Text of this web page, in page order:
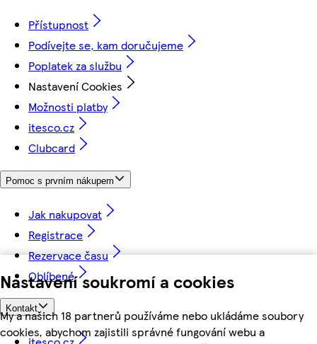
Nastavení soukromí a cookies
My a našich 18 partnerů používáme nebo ukládáme soubory
cookies, abychom zajistili správné fungování webu a
Přístupnost
Podívejte se, kam doručujeme
Poplatek za službu
Nastavení Cookies
Možnosti platby
itesco.cz
Clubcard
Pomoc s prvním nákupem
Jak nakupovat
Registrace
Rezervace času
Oblíbené
Kontakt